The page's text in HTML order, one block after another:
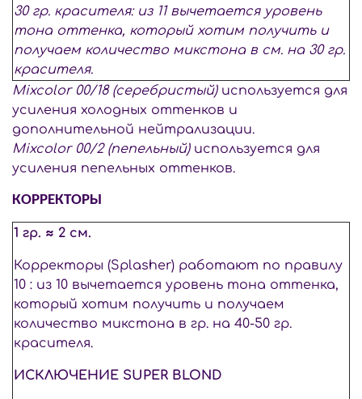
30 гр. красителя: из 11 вычетается уровень
тона оттенка, который хотим получить и
получаем количество микстона в см. на 30 гр.
красителя.
Mixcolor 00/18 (серебристый)используется для
усиления холодных оттенков и
дополнительной нейтрализации.
Mixcolor 00/2 (пепельный)используется для
усиления пепельных оттенков.
КОРРЕКТОРЫ
1 гр. ≈ 2 см.
Корректоры (Splasher) работают по правилу
10 : из 10 вычетается уровень тона оттенка,
который хотим получить и получаем
количество микстона в гр. на 40-50 гр.
красителя.
ИСКЛЮЧЕНИЕ SUPER BLOND